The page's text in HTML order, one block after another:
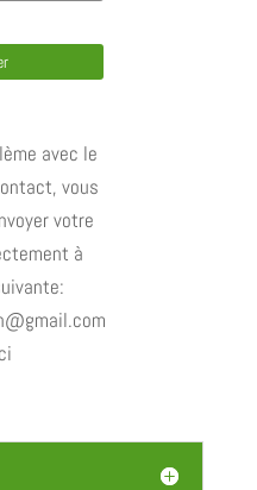
avec le
vous
votre
à